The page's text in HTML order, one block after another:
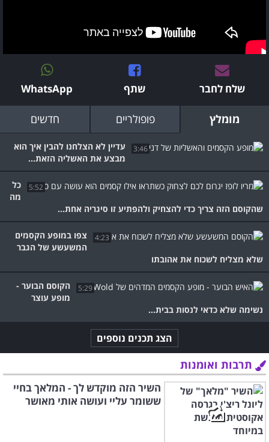
שלח לחבר שתף WhatsApp
מומלץ פופולריים חדשים
3:46
עדיין לא הצלחנו להבין איך הוא
מבצע את האשליה הזאת...
5:52
כל
מה
שהקוסם הזה צריך כדי להצחיק ולהפתיע זו סיגריה אחת...
4:23
צפו במופע הקסמים
המשעשע של הגבר
שלא מצליח לשכוח את אהובתו
5:29
הקוסם הבוער -
מופע עוצר
נשימה שלא כדאי לנסות בבית...
הצג תכנים נוספים
תרבות ואומנות
השיר הזה מוקדש לך - המלאך בחיי
ששומר עליי ועושה אותי מאושר